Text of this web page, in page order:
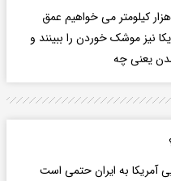
با افزایش برد موشک هایمان به ۱۵ هزار کیلومتر می خواهیم عمق
نیز موشک خوردن را ببینند و
یعنی چه
آمریکا به ایران حتمی است